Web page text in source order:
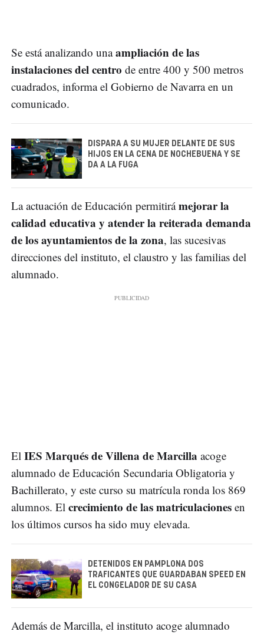
Se está analizando unaampliación de las
instalaciones del centro de entre 400 y 500 metros
cuadrados, informa el Gobierno de Navarra en un
comunicado.
DISPARA A SU MUJER DELANTE DE SUS
HIJOS EN LA CENA DE NOCHEBUENA Y SE
DA A LA FUGA
La actuación de Educación permitirámejorar la
calidad educativa y atender la reiterada demanda
de los ayuntamientos de la zona, las sucesivas
direcciones del instituto, el claustro y las familias del
alumnado.
El IES Marqués de Villena de Marcilla acoge
alumnado de Educación Secundaria Obligatoria y
Bachillerato, y este curso su matrícula ronda los 869
alumnos. El crecimiento de las matriculaciones en
los últimos cursos ha sido muy elevada.
DETENIDOS EN PAMPLONA DOS
TRAFICANTES QUE GUARDABAN SPEED EN
EL CONGELADOR DE SU CASA
Además de Marcilla, el instituto acoge alumnado